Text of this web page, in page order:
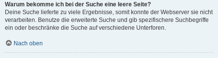
Warum bekomme ich bei der Suche eine leere Seite?
Deine Suche lieferte zu viele Ergebnisse, somit konnte der Webserver sie nicht
verarbeiten. Benutze die erweiterte Suche und gib spezifischere Suchbegriffe
ein oder beschränke die Suche auf verschiedene Unterforen.
Nach oben